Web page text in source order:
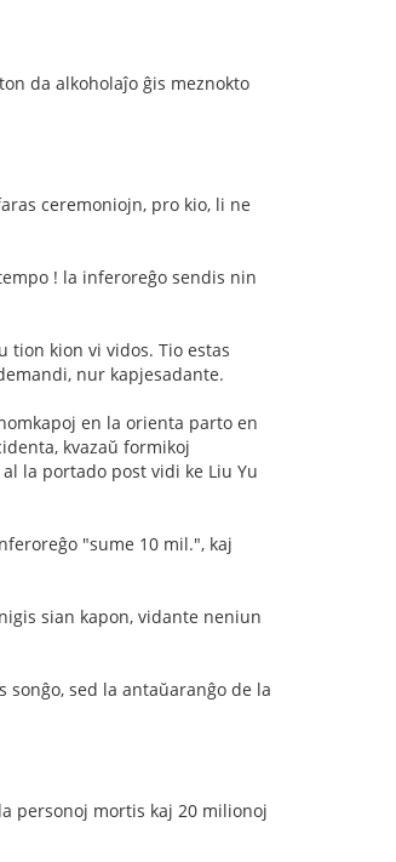
da alkoholaĵo ĝis meznokto
ceremoniojn, pro kio, li ne
! la inferoreĝo sendis nin
kion vi vidos. Tio estas
nur kapjesadante.
en la orienta parto en
kvazaŭ formikoj
la portado post vidi ke Liu Yu
"sume 10 mil.", kaj
sian kapon, vidante neniun
sed la antaŭaranĝo de la
personoj mortis kaj 20 milionoj